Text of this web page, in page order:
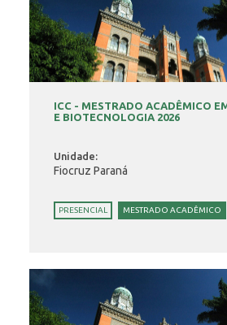
ICC - MESTRADO ACADÊMICO
E BIOTECNOLOGIA 2026
Unidade:
Fiocruz Paraná
PRESENCIAL MESTRADO ACADÊMICO